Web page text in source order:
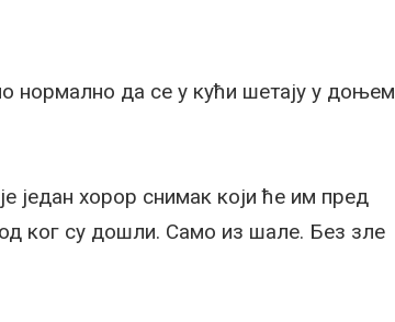
нормално да се у кући шетају у доњем
један хорор снимак који ће им пред
ког су дошли. Само из шале. Без зле